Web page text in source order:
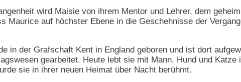
wird Maisie von ihrem Mentor und Lehrer, dem
Maurice auf höchster Ebene in die Geschehnisse der
in der Grafschaft Kent in England geboren und ist dort
gearbeitet. Heute lebt sie mit Mann, Hund und
sie in ihrer neuen Heimat über Nacht berühmt.